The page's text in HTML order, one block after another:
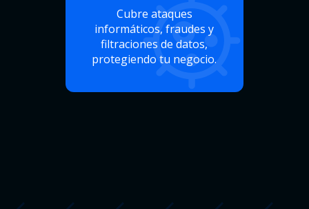
Cubre ataques
informáticos, fraudes y
filtraciones de datos,
protegiendo tu negocio.